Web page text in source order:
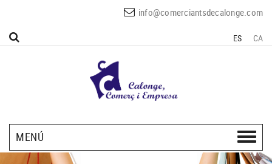
info@comerciantsdecalonge.com
ES CA
MENÚ